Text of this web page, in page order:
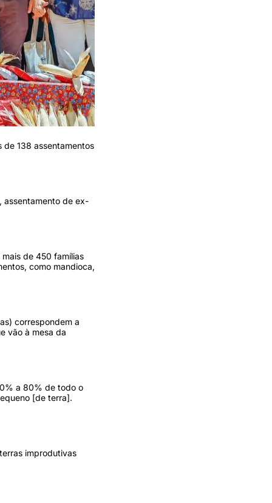
138 assentamentos
assentamento de ex-
de 450 famílias
como mandioca,
correspondem a
vão à mesa da
a 80% de todo o
[de terra].
improdutivas